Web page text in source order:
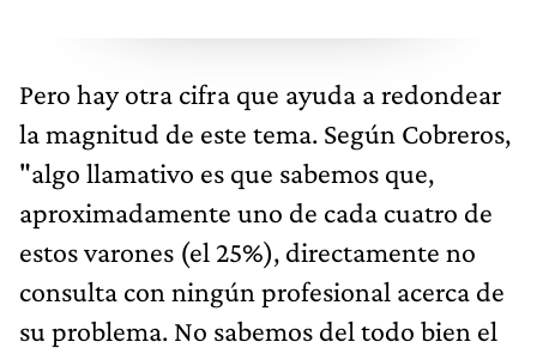
Pero hay otra cifra que ayuda a redondear
la magnitud de este tema. Según Cobreros,
"algo llamativo es que sabemos que,
aproximadamente uno de cada cuatro de
estos varones (el 25%), directamente no
consulta con ningún profesional acerca de
su problema. No sabemos del todo bien el